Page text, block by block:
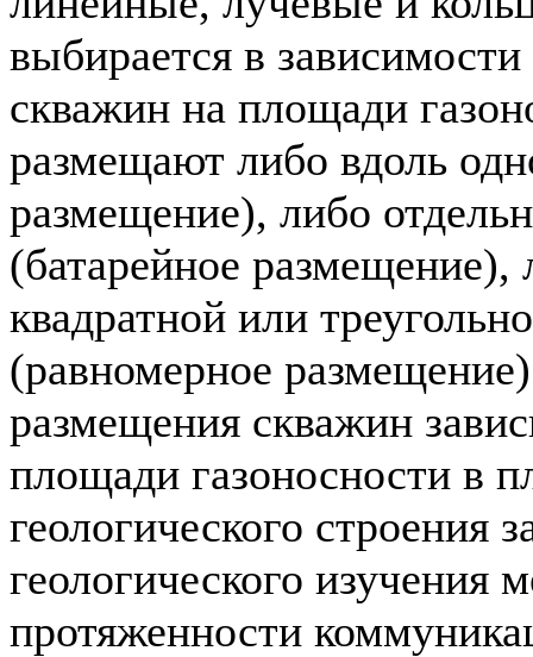
выбирается в
скважин на площади
размещают либо вдоль
размещение), либо
(батарейное размещение),
квадратной или
(равномерное
размещения скважин
площади газоносности в
геологического строения
геологического изучения
протяженности